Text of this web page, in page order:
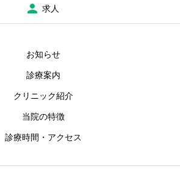
求人
お知らせ
診療案内
クリニック紹介
当院の特徴
診療時間・アクセス